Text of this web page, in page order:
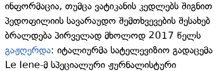
ინფორმაცია, თუმცა ვატიკანის კედლებს შიგნით
პედოფილიის სავარაუდო შემთხვევების შესახებ
ბრალდება პირველად მხოლოდ 2017 წელს
გაჟღერდა: იტალიურმა სატელევიზიო გადაცემა
Le Iene-მ სპეციალური ჟურნალისტური